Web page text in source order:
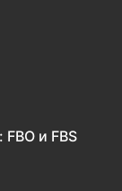
и FBS